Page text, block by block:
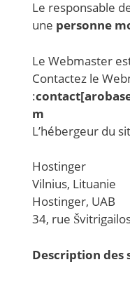
Le responsable
une personne
Le Webmaster
Contactez le
:
m
L’hébergeur du
Hostinger
Vilnius, Lituanie
Hostinger, UAB
34, rue
Description des